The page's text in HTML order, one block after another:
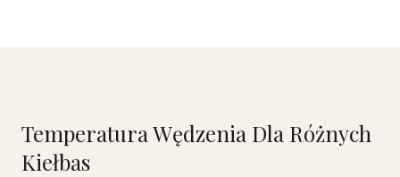
Temperatura Wędzenia Dla Różnych
Kiełbas